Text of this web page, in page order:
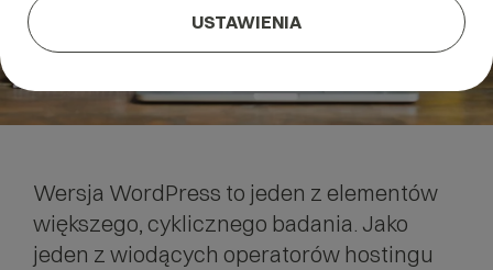
Wersja WordPress to jeden z elementów
większego, cyklicznego badania. Jako
jeden z wiodących operatorów hostingu
USTAWIENIA